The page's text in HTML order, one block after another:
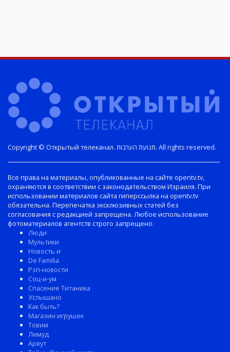
Copyright © Открытый телеканал. תנועת הערבות. All rights reserved.
Все права на материалы, опубликованные на сайте opentv.tv,
охраняются в соответствии с законодательством Израиля. При
использовании материалов сайта гиперссылка на opentv.tv
обязательна. Перепечатка эксклюзивных статей без
согласования с редакцией запрещена. Любое использование
фотоматериалов агентств строго запрещено.
Люди
Мультики
Новость и
De Familia
Рэп-новости
Соц-и-ум
Спасение Титаника
Услышано
Как быть?
Магазин игрушек
Товим
Лимуд
Арвут